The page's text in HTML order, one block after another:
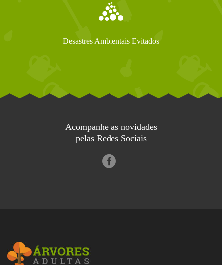
Desastres Ambientais Evitados
Acompanhe as novidades
pelas Redes Sociais